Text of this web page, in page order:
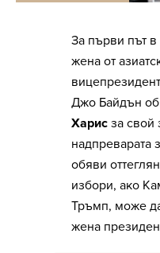
За първи път
жена от
Джо Байдън
Харис за свой
надпреварата
обяви
избори, ако
Тръмп, може
жена